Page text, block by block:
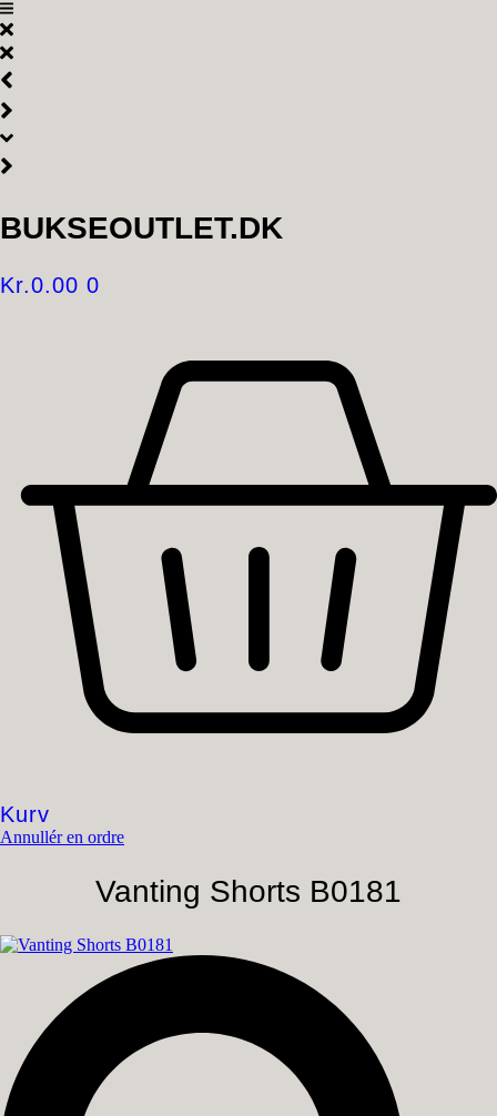
Videre
til
indhold
BUKSEOUTLET.DK
Kr.0.00 0
Kurv
Annullér en ordre
Vanting Shorts B0181